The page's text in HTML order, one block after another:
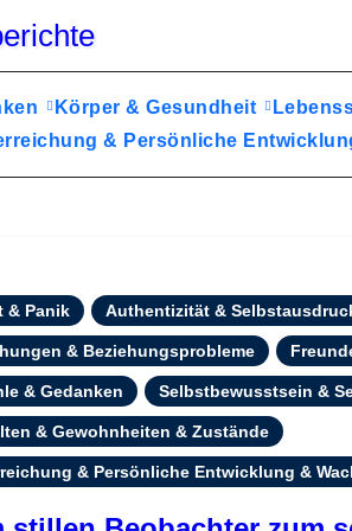
Körper & Gesundheit
& Persönliche
& Panik Authentizität &
& Beziehungsprobleme
& Gedanken Selbstbewusstsein &
& Gewohnheiten & Zustände
& Persönliche Entwicklung &